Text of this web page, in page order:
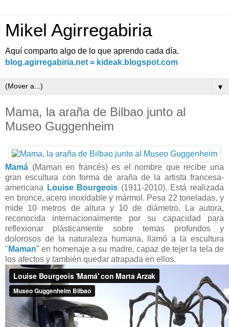
Mikel Agirregabiria
Aquí comparto algo de lo que aprendo cada día.
blog.agirregabiria.net = kideak.blogspot.com
▼
Mama, la araña de Bilbao junto al
Museo Guggenheim
Mamá (Maman en francés) es el nombre que recibe una
gran escultura con forma de araña de la artista francesa-
americana
Louise Bourgeois (1911-2010). Está realizada
en bronce, acero inoxidable y mármol. Pesa 22 toneladas, y
mide 10 metros de altura y 10 de diámetro. La autora,
reconocida internacionalmente por su capacidad para
reflexionar plásticamente sobre temas profundos y
dolorosos de la naturaleza humana, llamó a la escultura
" Maman" en homenaje a su madre, capaz de tejer la tela de
los afectos y también quedar atrapada en ellos.